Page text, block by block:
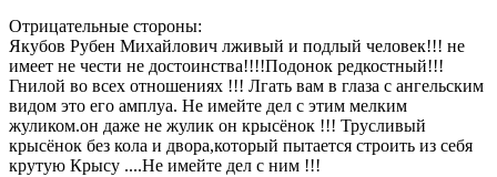
Отрицательные стороны:
Якубов Рубен Михайлович лживый и подлый человек!!! не
имеет не чести не достоинства!!!!Подонок редкостный!!!
Гнилой во всех отношениях !!! Лгать вам в глаза с ангельским
видом это его амплуа. Не имейте дел с этим мелким
жуликом.он даже не жулик он крысёнок !!! Трусливый
крысёнок без кола и двора,который пытается строить из себя
крутую Крысу ....Не имейте дел с ним !!!